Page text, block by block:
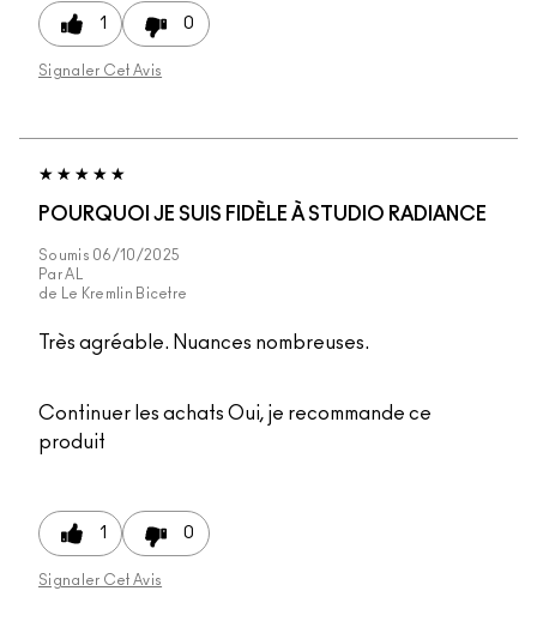
1 0
Signaler Cet Avis
POURQUOI JE SUIS FIDÈLE À STUDIO RADIANCE
Soumis 06/10/2025
ParAL
de
Le Kremlin Bicetre
Très agréable. Nuances nombreuses.
Continuer les achats Oui, je recommande ce
produit
1 0
Signaler Cet Avis